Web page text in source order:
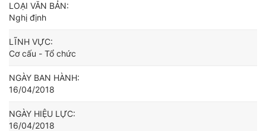
LOẠI VĂN BẢN:
Nghị định
LĨNH VỰC:
Cơ cấu - Tổ chức
NGÀY BAN HÀNH:
16/04/2018
NGÀY HIỆU LỰC:
16/04/2018